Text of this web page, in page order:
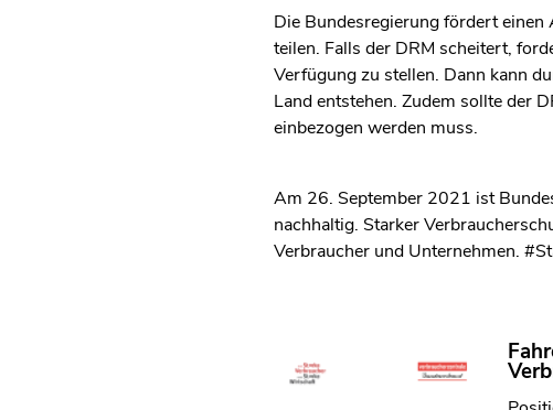
Die Bundesregierung fördert einen
teilen. Falls der DRM scheitert,
Verfügung zu stellen. Dann kann
Land entstehen. Zudem sollte der
einbezogen werden muss.
Am 26. September 2021 ist
nachhaltig. Starker
Verbraucher und Unternehmen.